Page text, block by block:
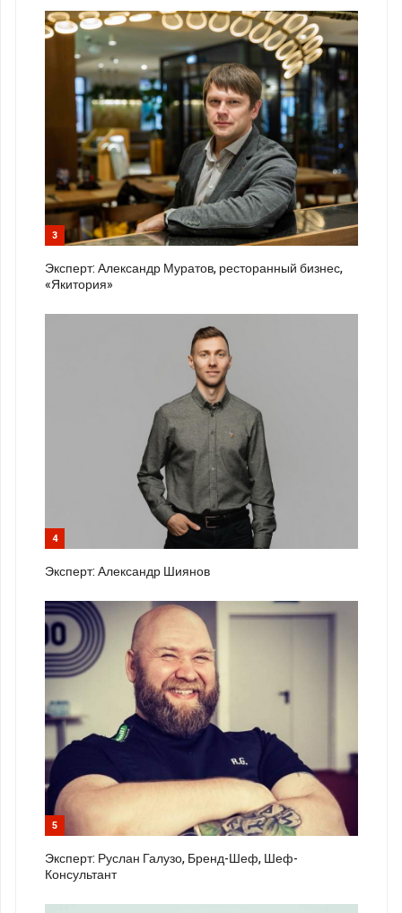
3
Эксперт: Александр Муратов, ресторанный бизнес,
«Якитория»
4
Эксперт: Александр Шиянов
5
Эксперт: Руслан Галузо, Бренд-Шеф, Шеф-
Консультант